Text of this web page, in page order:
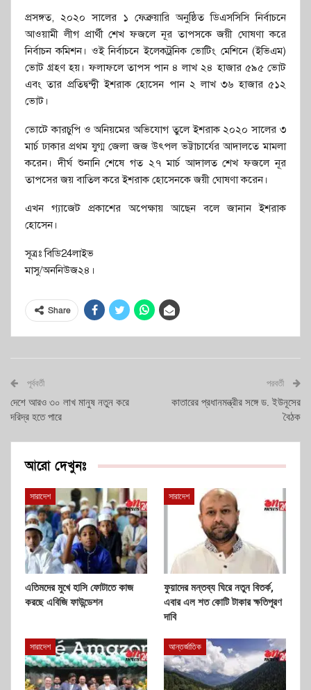
প্রসঙ্গত, ২০২০ সালের ১ ফেব্রুয়ারি অনুষ্ঠিত ডিএসসিসি নির্বাচনে
আওয়ামী লীগ প্রার্থী শেখ ফজলে নূর তাপসকে জয়ী ঘোষণা করে
নির্বাচন কমিশন। ওই নির্বাচনে ইলেকট্রনিক ভোটিং মেশিনে (ইভিএম)
ভোট গ্রহণ হয়। ফলাফলে তাপস পান ৪ লাখ ২৪ হাজার ৫৯৫ ভোট
এবং তার প্রতিদ্বন্দ্বী ইশরাক হোসেন পান ২ লাখ ৩৬ হাজার ৫১২
ভোট।
ভোটে কারচুপি ও অনিয়মের অভিযোগ তুলে ইশরাক ২০২০ সালের ৩
মার্চ ঢাকার প্রথম যুগ্ম জেলা জজ উৎপল ভট্টাচার্যের আদালতে মামলা
করেন। দীর্ঘ শুনানি শেষে গত ২৭ মার্চ আদালত শেখ ফজলে নূর
তাপসের জয় বাতিল করে ইশরাক হোসেনকে জয়ী ঘোষণা করেন।
এখন গ্যাজেট প্রকাশের অপেক্ষায় আছেন বলে জানান ইশরাক
হোসেন।
সূত্রঃ বিডি24লাইভ
মাসু/অননিউজ২৪।
Share
পূর্ববর্তী
দেশে আরও ৩০ লাখ মানুষ নতুন করে
দরিদ্র হতে পারে
পরবর্তী
কাতারের প্রধানমন্ত্রীর সঙ্গে ড. ইউনূসের
বৈঠক
আরো দেখুনঃ
সারাদেশ
এতিমদের মুখে হাসি ফোটাতে কাজ
করছে এবিজি ফাউন্ডেশন
সারাদেশ
ফুয়াদের মন্তব্য ঘিরে নতুন বিতর্ক,
এবার এল শত কোটি টাকার ক্ষতিপূরণ
দাবি
সারাদেশ আন্তর্জাতিক